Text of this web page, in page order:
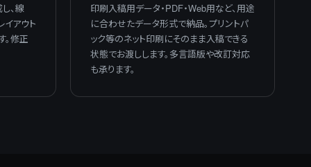
、線
アウト
。修正
印刷入稿用データ・PDF・Web用など、用途
に合わせたデータ形式で納品。プリントパ
ック等のネット印刷にそのまま入稿できる
状態でお渡しします。多言語版や改訂対応
も承ります。